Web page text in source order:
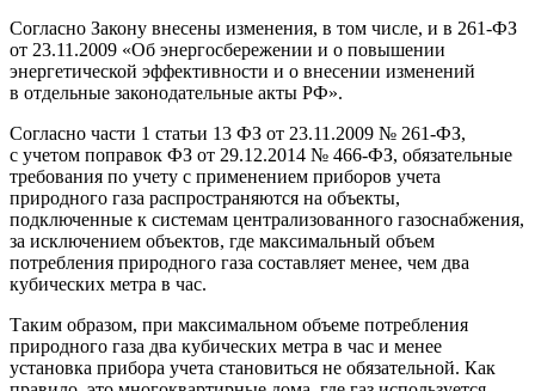
Согласно Закону внесены изменения, в том числе, и в 261-ФЗ
от 23.11.2009 «Об энергосбережении и о повышении
энергетической эффективности и о внесении изменений
в отдельные законодательные акты РФ».
Согласно части 1 статьи 13 ФЗ от 23.11.2009 № 261-ФЗ,
с учетом поправок ФЗ от 29.12.2014 № 466-ФЗ, обязательные
требования по учету с применением приборов учета
природного газа распространяются на объекты,
подключенные к системам централизованного газоснабжения,
за исключением объектов, где максимальный объем
потребления природного газа составляет менее, чем два
кубических метра в час.
Таким образом, при максимальном объеме потребления
природного газа два кубических метра в час и менее
установка прибора учета становиться не обязательной. Как